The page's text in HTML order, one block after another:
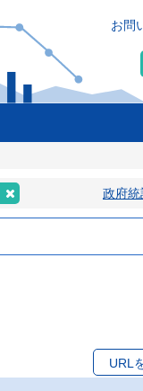
お問
政府統
URL